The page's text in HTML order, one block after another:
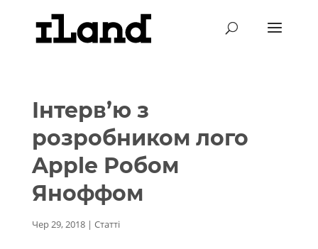
Інтерв’ю з
розробником лого
Apple Робом
Яноффом
Чер 29, 2018| Статті